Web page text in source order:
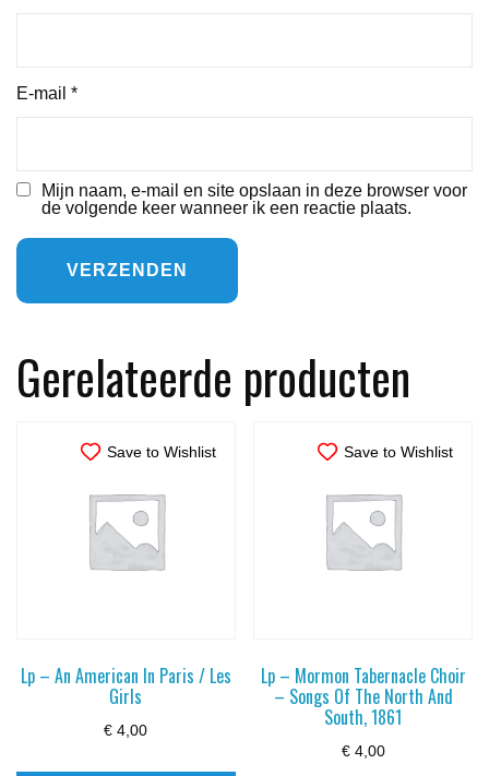
E-mail *
Mijn naam, e-mail en site opslaan in deze browser voor
de volgende keer wanneer ik een reactie plaats.
Gerelateerde producten
Save to Wishlist
Lp – An American In Paris / Les
Girls
€ 4,00
Save to Wishlist
Lp – Mormon Tabernacle Choir
– Songs Of The North And
South, 1861
€4,00